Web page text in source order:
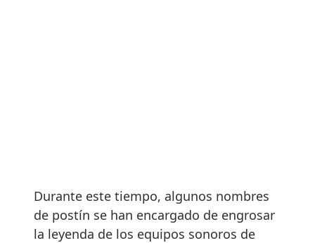
Durante este tiempo, algunos nombres
de postín se han encargado de engrosar
la leyenda de los equipos sonoros de